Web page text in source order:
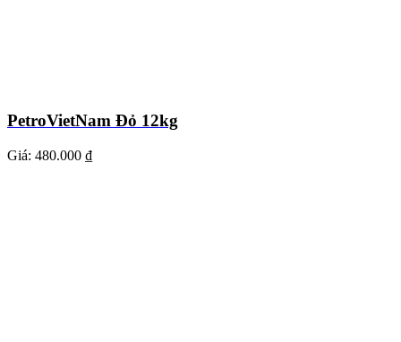
PetroVietNam Đỏ 12kg
Giá: 480.000 ₫